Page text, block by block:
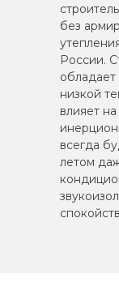
без
России.
низкой
влияет
всегда
летом